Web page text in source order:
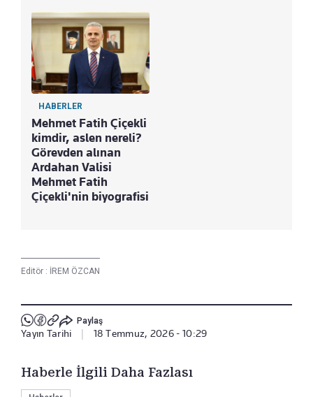
HABERLER
Mehmet Fatih Çiçekli
kimdir, aslen nereli?
Görevden alınan
Ardahan Valisi
Mehmet Fatih
Çiçekli'nin biyografisi
Editör : İREM ÖZCAN
Paylaş
Yayın Tarihi 18 Temmuz, 2026 - 10:29
Haberle İlgili Daha Fazlası